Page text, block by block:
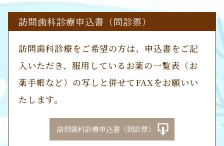
訪問歯科診療申込書（問診票）
訪問歯科診療をご希望の方は、申込書をご記
入いただき、服用しているお薬の一覧表（お
薬手帳など）の写しと併せてFAXをお願いい
たします。
訪問歯科診療申込書（問診票）